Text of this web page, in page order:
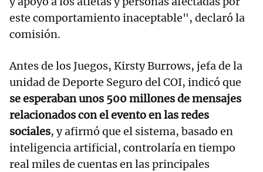
este comportamiento inaceptable", declaró la
comisión.
Antes de los Juegos, Kirsty Burrows, jefa de la
unidad de Deporte Seguro del COI, indicó que
se esperaban unos 500 millones de mensajes
relacionados con el evento en las redes
sociales, y afirmó que el sistema, basado en
inteligencia artificial, controlaría en tiempo
real miles de cuentas en las principales